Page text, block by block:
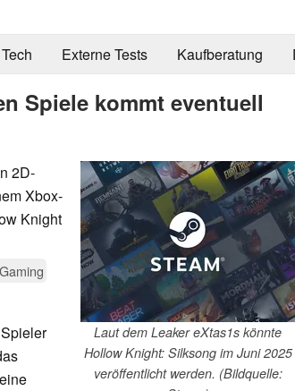
Externe Tests Kaufberatung
Spiele kommt eventuell
Laut dem Leaker eXtas1s könnte
Hollow Knight: Silksong im Juni 2025
veröffentlicht werden. (Bildquelle:
2D-
Xbox-
Knight
Gaming